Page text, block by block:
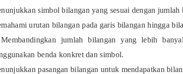
simbol bilangan yang sesuai dengan jumlah
urutan bilangan pada garis bilangan hingga
Membandingkan jumlah bilangan yang lebih
benda konkret dan simbol.
pasangan bilangan untuk mendapatkan